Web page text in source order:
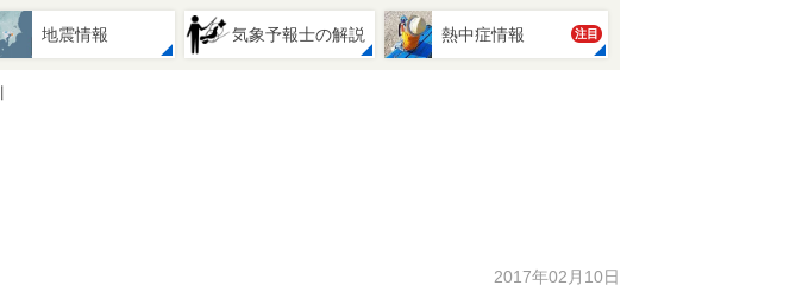
地震情報 気象予報士の解説 熱中症情報 注目
2017年02月10日